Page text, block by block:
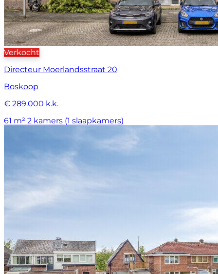
Verkocht
Directeur Moerlandsstraat 20
Boskoop
€ 289.000 k.k.
61 m² 2 kamers (1 slaapkamers)